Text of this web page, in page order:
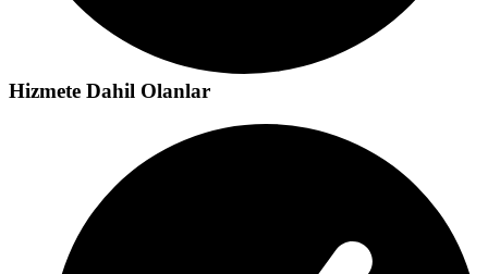
Hizmete Dahil Olanlar